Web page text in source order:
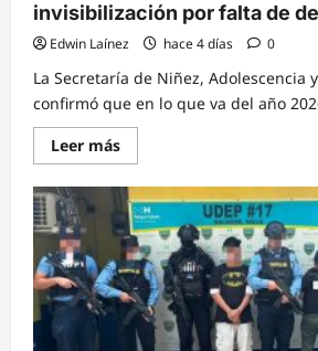
invisibilización por falta de
Edwin Laínez hace 4 días 0
La Secretaría de Niñez, Adolescencia
confirmó que en lo que va del año
Leer másRead
more
Senaf
registra
62
casos
de
embarazo
infantil
en
2026
vinculados